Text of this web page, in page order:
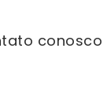
conosco